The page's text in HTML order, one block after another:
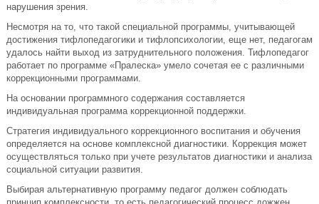
нарушения зрения.
Несмотря на то, что такой специальной программы, учитывающей
достижения тифлопедагогики и тифлопсихологии, еще нет, педагогам
удалось найти выход из затруднительного положения. Тифлопедагог
работает по программе «Пралеска» умело сочетая ее с различными
коррекционными программами.
На основании программного содержания составляется
индивидуальная программа коррекционной поддержки.
Стратегия индивидуального коррекционного воспитания и обучения
определяется на основе комплексной диагностики. Коррекция может
осуществляться только при учете результатов диагностики и анализа
социальной ситуации развития.
Выбирая альтернативную программу педагог должен соблюдать